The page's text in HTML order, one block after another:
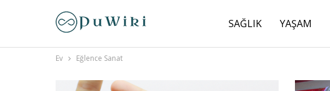
SAĞLIK YAŞAM
Ev Eğlence Sanat